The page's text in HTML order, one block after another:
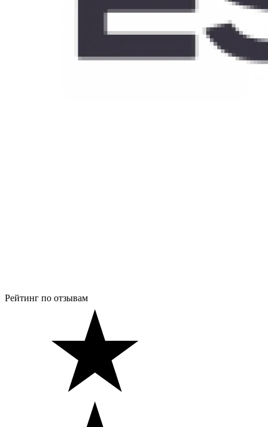
Рейтинг по отзывам